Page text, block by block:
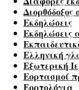
Εκδηλώσεις
Εκδηλώσεις
Ελληνική
Εξωτερική
Εορτασμοί
Εορτολόγια